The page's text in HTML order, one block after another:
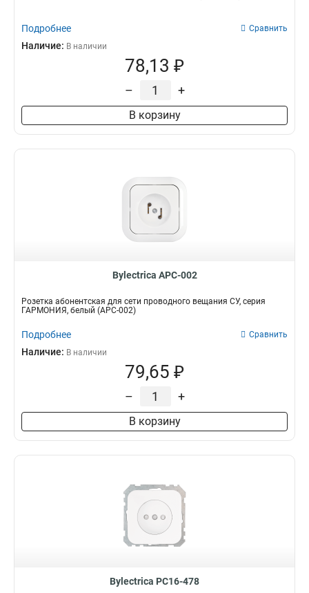
Подробнее Сравнить
Наличие: В наличии
78,13 ₽
– +
В корзину
Bylectrica АРС-002
Розетка абонентская для сети проводного вещания СУ, серия
ГАРМОНИЯ, белый (АРС-002)
Подробнее Сравнить
Наличие: В наличии
79,65 ₽
– +
В корзину
Bylectrica РС16-478